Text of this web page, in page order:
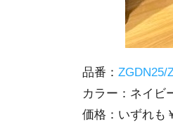
品番： ZGDN25/
カラー：ネイビ
価格：いずれも